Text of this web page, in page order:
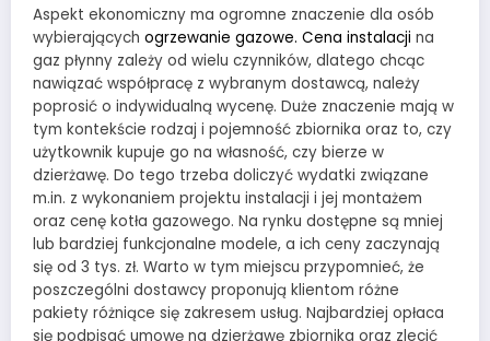
Aspekt ekonomiczny ma ogromne znaczenie dla osób
wybierających ogrzewanie gazowe. Cena instalacji na
gaz płynny zależy od wielu czynników, dlatego chcąc
nawiązać współpracę z wybranym dostawcą, należy
poprosić o indywidualną wycenę. Duże znaczenie mają w
tym kontekście rodzaj i pojemność zbiornika oraz to, czy
użytkownik kupuje go na własność, czy bierze w
dzierżawę. Do tego trzeba doliczyć wydatki związane
m.in. z wykonaniem projektu instalacji i jej montażem
oraz cenę kotła gazowego. Na rynku dostępne są mniej
lub bardziej funkcjonalne modele, a ich ceny zaczynają
się od 3 tys. zł. Warto w tym miejscu przypomnieć, że
poszczególni dostawcy proponują klientom różne
pakiety różniące się zakresem usług. Najbardziej opłaca
się podpisać umowę na dzierżawę zbiornika oraz zlecić